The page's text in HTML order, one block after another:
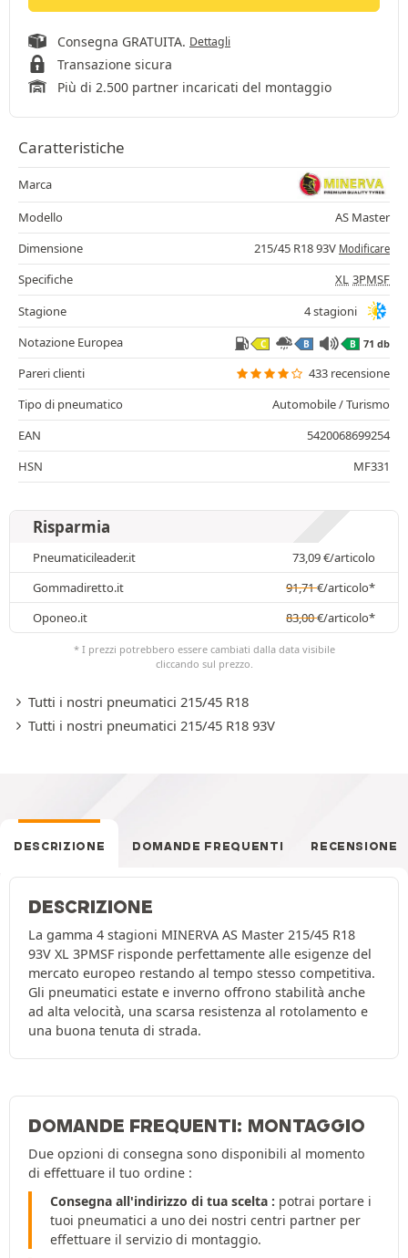
Consegna GRATUITA. Dettagli
Transazione sicura
Più di 2.500 partner incaricati del montaggio
Caratteristiche
Marca
Modello
AS Master
Dimensione
215/45 R18 93V Modificare
Specifiche XL 3PMSF
Stagione
4 stagioni
Notazione Europea
C B B 71 db
Pareri clienti
433 recensione
Tipo di pneumatico
Automobile / Turismo
EAN
5420068699254
HSN
MF331
Risparmia
Pneumaticileader.it 73,09€/articolo
Gommadiretto.it
91,71€/articolo*
Oponeo.it
83,00€/articolo*
* I prezzi potrebbero essere cambiati dalla data visibile
cliccando sul prezzo.
Tutti i nostri pneumatici 215/45 R18
Tutti i nostri pneumatici 215/45 R18 93V
DESCRIZIONE DOMANDE FREQUENTI RECENSIONE
DESCRIZIONE
La gamma 4 stagioni MINERVA AS Master 215/45 R18
93V XL 3PMSF risponde perfettamente alle esigenze del
mercato europeo restando al tempo stesso competitiva.
Gli pneumatici estate e inverno offrono stabilità anche
ad alta velocità, una scarsa resistenza al rotolamento e
una buona tenuta di strada.
DOMANDE FREQUENTI: MONTAGGIO
Due opzioni di consegna sono disponibili al momento
di effettuare il tuo ordine :
Consegna all'indirizzo di tua scelta : potrai portare i
tuoi pneumatici a uno dei nostri centri partner per
effettuare il servizio di montaggio.